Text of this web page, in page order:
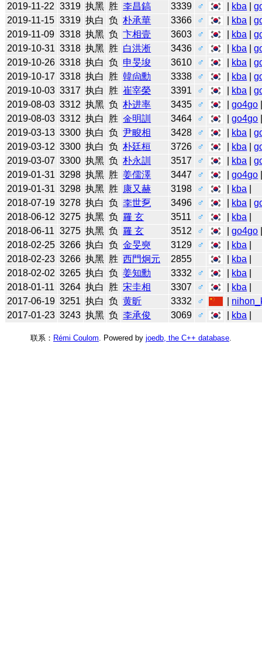
2019-11-22 3319 执黑 胜 李昌鎬 3339 ♂ kba |
2019-11-15 3319 执白 负 朴承華 3366 ♂ kba |
2019-11-09 3318 执黑 负 卞相壹 3603 ♂ kba |
2019-10-31 3318 执黑 胜 白洪淅 3436 ♂ kba |
2019-10-26 3318 执白 负 申旻埈 3610 ♂ kba |
2019-10-17 3318 执白 胜 韓尙勳 3338 ♂ kba |
2019-10-03 3317 执白 胜 崔宰榮 3391 ♂ kba |
2019-08-03 3312 执黑 负 朴进率 3435 ♂ |go4go
2019-08-03 3312 执白 胜 金明訓 3464 ♂ |go4go
2019-03-13 3300 执白 负 尹畯相 3428 ♂ kba |
2019-03-12 3300 执白 负 朴廷桓 3726 ♂ kba |
2019-03-07 3300 执黑 负 朴永訓 3517 ♂ kba |
2019-01-31 3298 执黑 胜 姜儒澤 3447 ♂ |go4go
2019-01-31 3298 执黑 胜 康又赫 3198 ♂ kba
2018-07-19 3278 执白 负 李世乭 3496 ♂ kba |
2018-06-12 3275 执黑 负 羅 玄 3511 ♂ kba
2018-06-11 3275 执黑 负 羅 玄 3512 ♂ |go4go
2018-02-25 3266 执白 负 金旻奭 3129 ♂ kba
2018-02-23 3266 执黑 胜 西門炯元 2855 kba
2018-02-02 3265 执白 负 姜知勳 3332 ♂ kba
2018-01-11 3264 执白 胜 宋圭相 3307 ♂ kba
2017-06-19 3251 执白 负 黄昕 3332 ♂
2017-01-23 3243 执黑 负 李承俊 3069 ♂ kba
联系： Rémi Coulom . Powered by joedb, the C++ database